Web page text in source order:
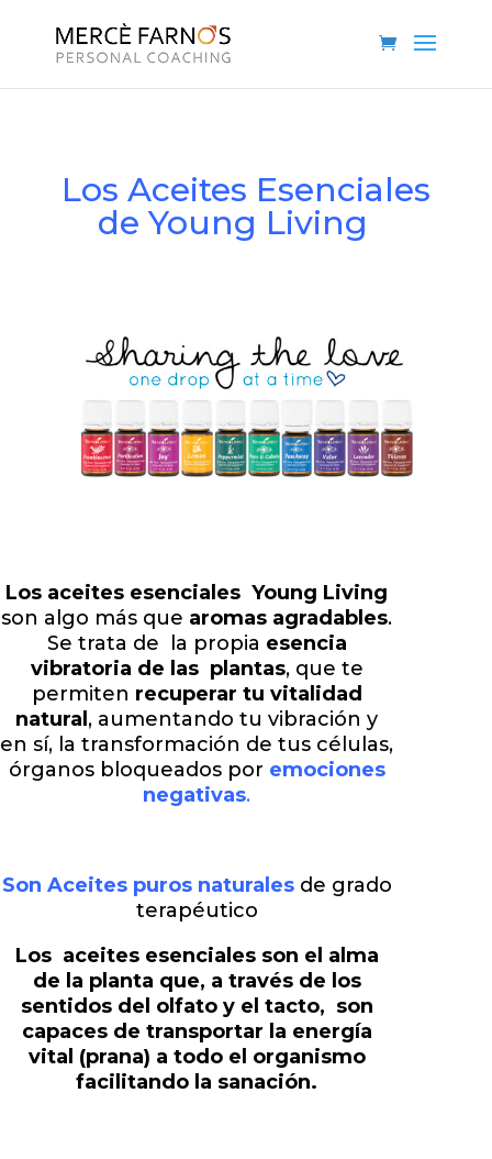
Los Aceites Esenciales
de Young Living
Los aceites esenciales Young Living
son algo más que aromas agradables.
Se trata de la propia esencia
vibratoria de las plantas, que te
permiten recuperar tu vitalidad
natural , aumentando tu vibración y
en sí, la transformación de tus células,
órganos bloqueados por emociones
negativas.
Son Aceites puros naturalesde grado
terapéutico
Los aceites esenciales son el alma
de la planta que, a través de los
sentidos del olfato y el tacto, son
capaces de transportar la energía
vital (prana) a todo el organismo
facilitando la sanación.